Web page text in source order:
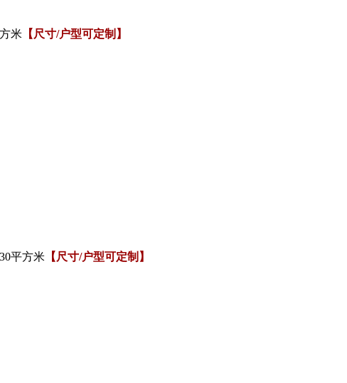
米 【尺寸/户型可定制】
平方米 【尺寸/户型可定制】